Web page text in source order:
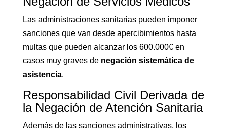
Las administraciones sanitarias pueden imponer
sanciones que van desde apercibimientos hasta
multas que pueden alcanzar los 600.000€ en
casos muy graves de negación sistemática de
asistencia.
Responsabilidad Civil Derivada de
la Negación de Atención Sanitaria
Además de las sanciones administrativas, los